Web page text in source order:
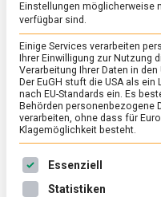
ERNÄHRUNG & GESUNDHEIT
Kein Flachs:
Superfood
17. September 2021
Leinöl, obwohl
Einstellungen möglicherweise
verfügbar sind.
Einige Services verarbeiten
Ihrer Einwilligung zur Nutzung
Verarbeitung Ihrer Daten in den
Der EuGH stuft die USA als
nach EU-Standards ein. Es
Behörden personenbezogene
verarbeiten, ohne dass für
Klagemöglichkeit besteht.
Es folgt eine Liste der
Essenziell
Statistiken